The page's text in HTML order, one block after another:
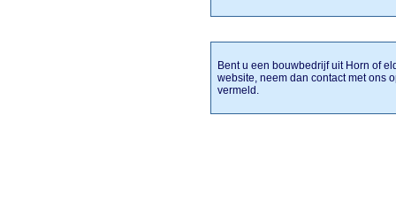
Bent u een bouwbedrijf uit Horn of
website, neem dan contact met ons
vermeld.